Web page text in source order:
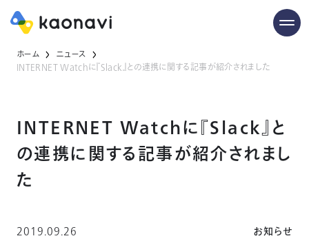
ホーム
ニュース
INTERNET Watchに『Slack』との連携に関する記事が紹介されました
INTERNET Watchに『Slack』と
の連携に関する記事が紹介されまし
た
2019.09.26 お知らせ